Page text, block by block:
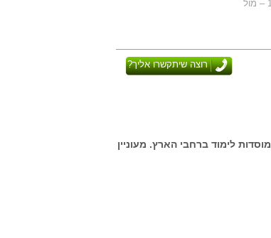
אזורי חדרה – רחוב הרצל 73, קמפוס נתניה – רחוב רזיאל 11 – מול
רוצה שיתקשרו אליך?
בעמוד זה נמצאים 14 מסלולי לימוד בתחום , ב-3 מוסדות לימוד ברחבי הארץ. מעוניין